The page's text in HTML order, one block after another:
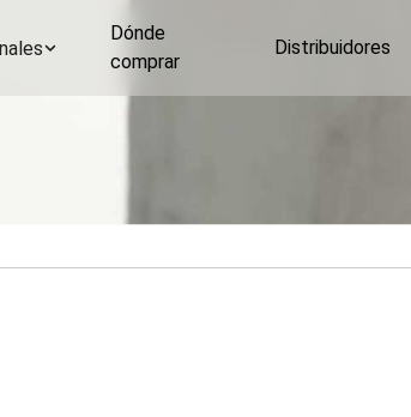
Dónde
comprar
Distribuidores